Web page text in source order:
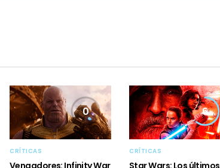
0
CRÍTICAS
Vengadores: Infinity War
6
CRÍTICAS
Star Wars: Los últimos